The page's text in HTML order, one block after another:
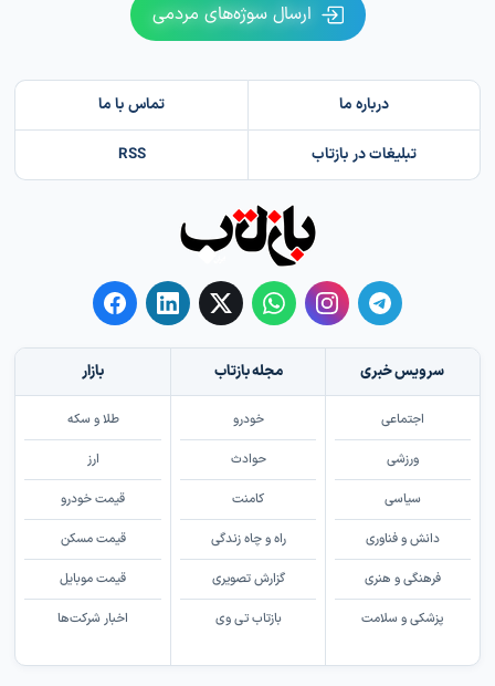
ارسال سوژه‌های مردمی
درباره ما تماس با ما
تبلیغات در بازتاب RSS
سرویس خبری
اجتماعی
ورزشی
سیاسی
دانش و فناوری
فرهنگی و هنری
پزشکی و سلامت
مجله بازتاب
خودرو
حوادث
کامنت
راه و چاه زندگی
گزارش تصویری
بازتاب تی وی
بازار
طلا و سکه
ارز
قیمت خودرو
قیمت مسکن
قیمت موبایل
اخبار شرکت‌ها